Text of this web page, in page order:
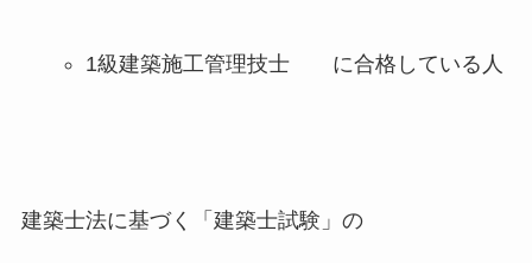
1級建築施工管理技士 に合格している人
建築士法に基づく「建築士試験」の